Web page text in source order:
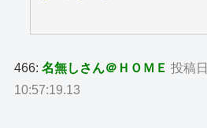
466:名無しさん＠ＨＯＭＥ 投稿
10:57:19.13